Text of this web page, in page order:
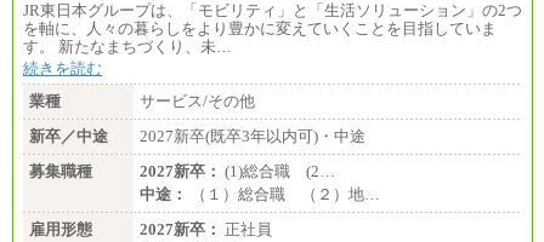
JR東日本グループは、「モビリティ」と「生活ソリューション」の2つ
を軸に、人々の暮らしをより豊かに変えていくことを目指していま
す。 新たなまちづくり、未…
続きを読む
業種
サービス/その他
新卒／中途
2027新卒(既卒3年以内可)・中途
募集職種
2027新卒： (1)総合職 (2…
中途：
（１）総合職 （２）地…
雇用形態
2027新卒： 正社員